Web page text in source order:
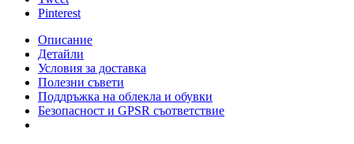
Pinterest
Описание
Детайли
Условия за доставка
Полезни съвети
Поддръжка на облекла и обувки
Безопасност и GPSR съответствие